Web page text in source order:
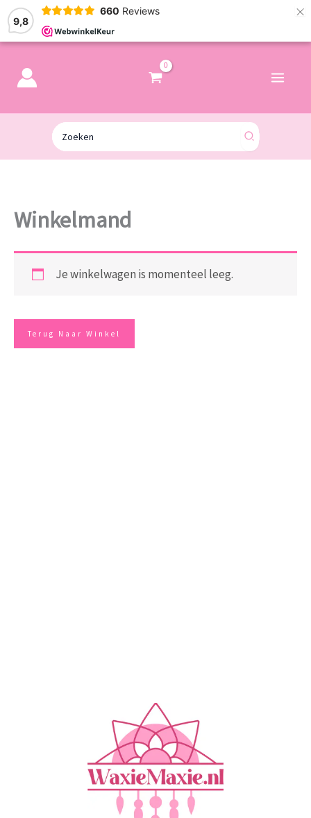
9,8
660 Reviews ×
Zoeken
naar:
Winkelmand
Je winkelwagen is momenteel leeg.
Terug Naar Winkel